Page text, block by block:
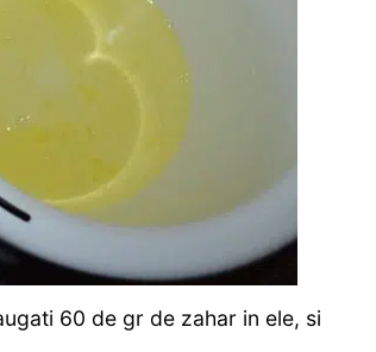
60 de gr de zahar in ele, si